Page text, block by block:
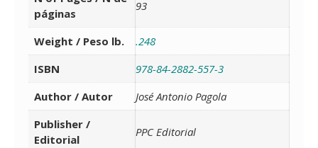
páginas
93
Weight / Peso lb.
.248
ISBN
978-84-2882-557-3
Author / Autor
José Antonio Pagola
Publisher /
Editorial
PPC Editorial